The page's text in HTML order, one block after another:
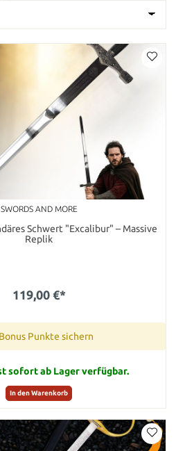
SWORDS AND MORE
Schwert "Excalibur" – Massive
Replik
119,00 €*
Punkte sichern
sofort ab Lager verfügbar.
In den Warenkorb